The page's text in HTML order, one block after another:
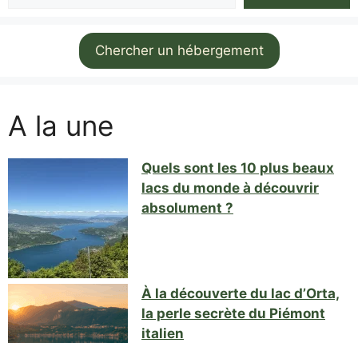
Chercher un hébergement
A la une
Quels sont les 10 plus beaux
lacs du monde à découvrir
absolument ?
À la découverte du lac d’Orta,
la perle secrète du Piémont
italien